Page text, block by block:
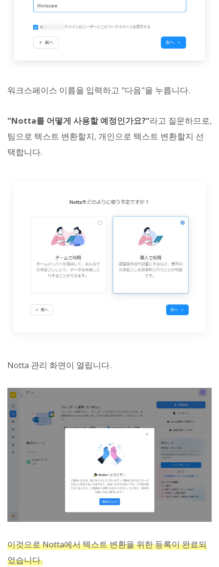
워크스페이스 이름을 입력하고 "다음"을 누릅니다.
"Notta를 어떻게 사용할 예정인가요?"라고 질문하므로,
팀으로 텍스트 변환할지, 개인으로 텍스트 변환할지 선
택합니다.
Notta 관리 화면이 열립니다.
이것으로 Notta에서 텍스트 변환을 위한 등록이 완료되
었습니다.